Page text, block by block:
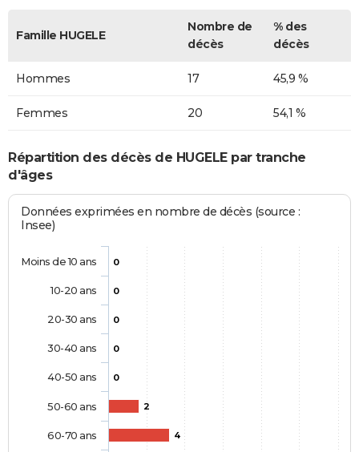
Famille HUGELE
Nombre de
décès
% des
décès
Hommes 17 45,9 %
Femmes 20 54,1 %
Répartition des décès de HUGELE par tranche
d'âges
Données exprimées en nombre de décès (source :
Insee)
0
0
0
0
0
2
4
Moins de 10 ans
10-20 ans
20-30 ans
30-40 ans
40-50 ans
50-60 ans
60-70 ans